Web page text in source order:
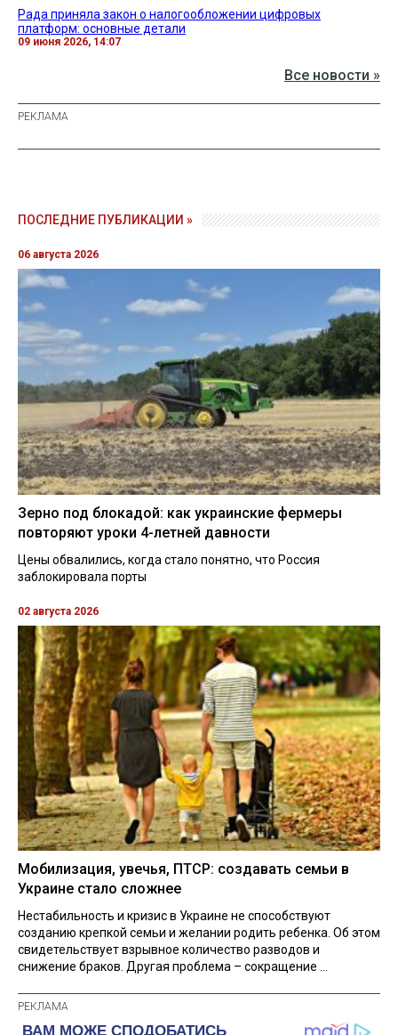
Рада приняла закон о налогообложении цифровых
платформ: основные детали
09 июня 2026, 14:07
Все новости »
ПОСЛЕДНИЕ ПУБЛИКАЦИИ »
06 августа 2026
Зерно под блокадой: как украинские фермеры
повторяют уроки 4-летней давности
Цены обвалились, когда стало понятно, что Россия
заблокировала порты
02 августа 2026
Мобилизация, увечья, ПТСР: создавать семьи в
Украине стало сложнее
Нестабильность и кризис в Украине не способствуют
созданию крепкой семьи и желании родить ребенка. Об этом
свидетельствует взрывное количество разводов и
снижение браков. Другая проблема – сокращение ...